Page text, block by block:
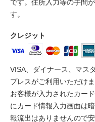
です。住所入力等の手間
す。
クレジット
VISA、ダイナース、マス
プレスがご利用いただけま
お客様が入力されたカー
にカード情報入力画面は
報流出はありませんので